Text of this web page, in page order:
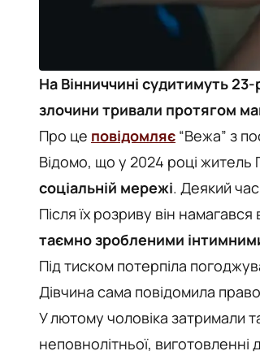
На Вінниччині судитимуть
злочини тривали протягом
Про це повідомляє “Вежа” з
Відомо, що у 2024 році
соціальній мережі. Деякий
Після їх розриву він
таємно зробленими
Під тиском потерпіла
Дівчина сама повідомила
У лютому чоловіка затримали
неповнолітньої, виготовленні